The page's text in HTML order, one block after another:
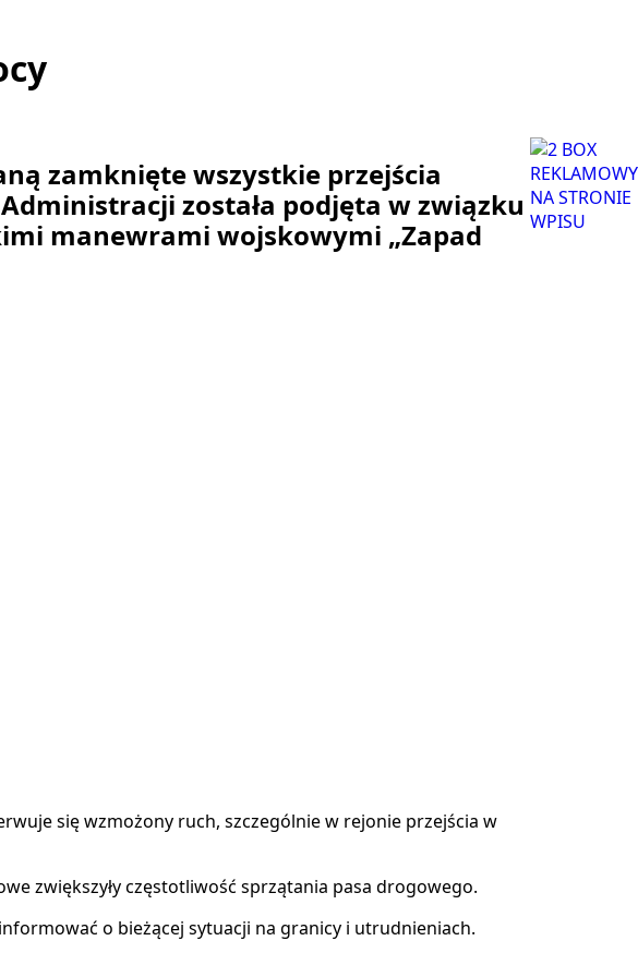
zamknięte wszystkie przejścia
została podjęta w związku
manewrami wojskowymi „Zapad
się wzmożony ruch, szczególnie w rejonie przejścia w
zwiększyły częstotliwość sprzątania pasa drogowego.
o bieżącej sytuacji na granicy i utrudnieniach.